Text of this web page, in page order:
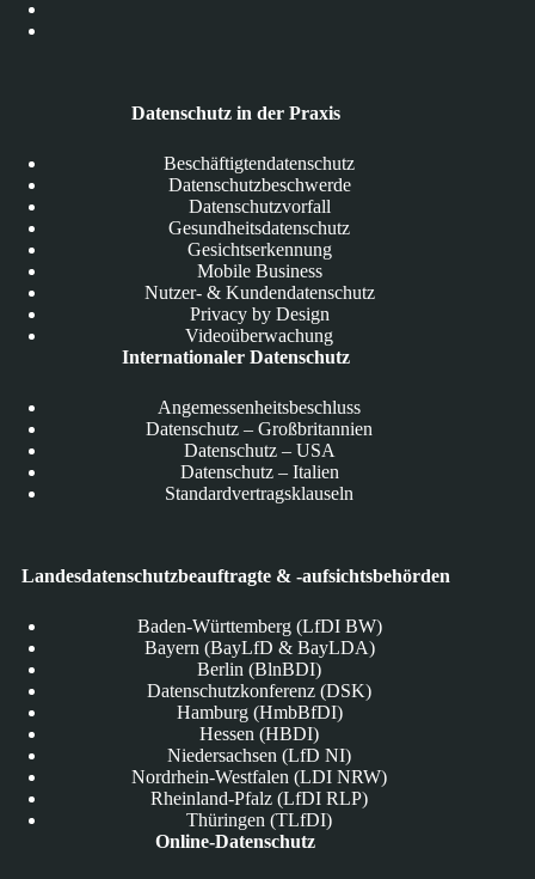
Datenschutz in der Praxis
Beschäftigtendatenschutz
Datenschutzbeschwerde
Datenschutzvorfall
Gesundheitsdatenschutz
Gesichtserkennung
Mobile Business
Nutzer- & Kundendatenschutz
Privacy by Design
Videoüberwachung
Internationaler Datenschutz
Angemessenheitsbeschluss
Datenschutz – Großbritannien
Datenschutz – USA
Datenschutz – Italien
Standardvertragsklauseln
Landesdatenschutzbeauftragte & -aufsichtsbehörden
Baden-Württemberg (LfDI BW)
Bayern (BayLfD & BayLDA)
Berlin (BlnBDI)
Datenschutzkonferenz (DSK)
Hamburg (HmbBfDI)
Hessen (HBDI)
Niedersachsen (LfD NI)
Nordrhein-Westfalen (LDI NRW)
Rheinland-Pfalz (LfDI RLP)
Thüringen (TLfDI)
Online-Datenschutz